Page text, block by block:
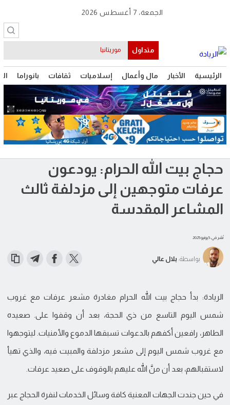
الرئيسية الأخبار مال وأعمال إسلاميات ثقافات بانوراما
الجمعة، 7 أغسطس 2026
متداول موريتانيا
حجاج بيت الله الحرام: يودعون
عرفات متوجهين إلى مزدلفة ثالث
المشاعر المقدسة
نُشر في: 5 يونيو 2025
بواسطة: بلال عالي
الريادة: بدأ حجاج بيت الله الحرام مغادرة مشعر عرفات مع غروب
شمس اليوم التاسع من ذي الحجة، بعد أن وقفوا على. صعيده
الطاهر، رافعين أكفهم بالدعوات تسبقها الدموع والأمنيات. ليتوجهوا
مع غروب شمس اليوم إلى مشعر مزدلفة والمبيت فيه، والذي تهيأ
لاستقبالهم، بعد أن منَّ الله عليهم بالوقوف على صعيد عرفات.
في حين جندت الجهات المعنية كافة وسائل الخدمات لنفرة الحجاج عبر